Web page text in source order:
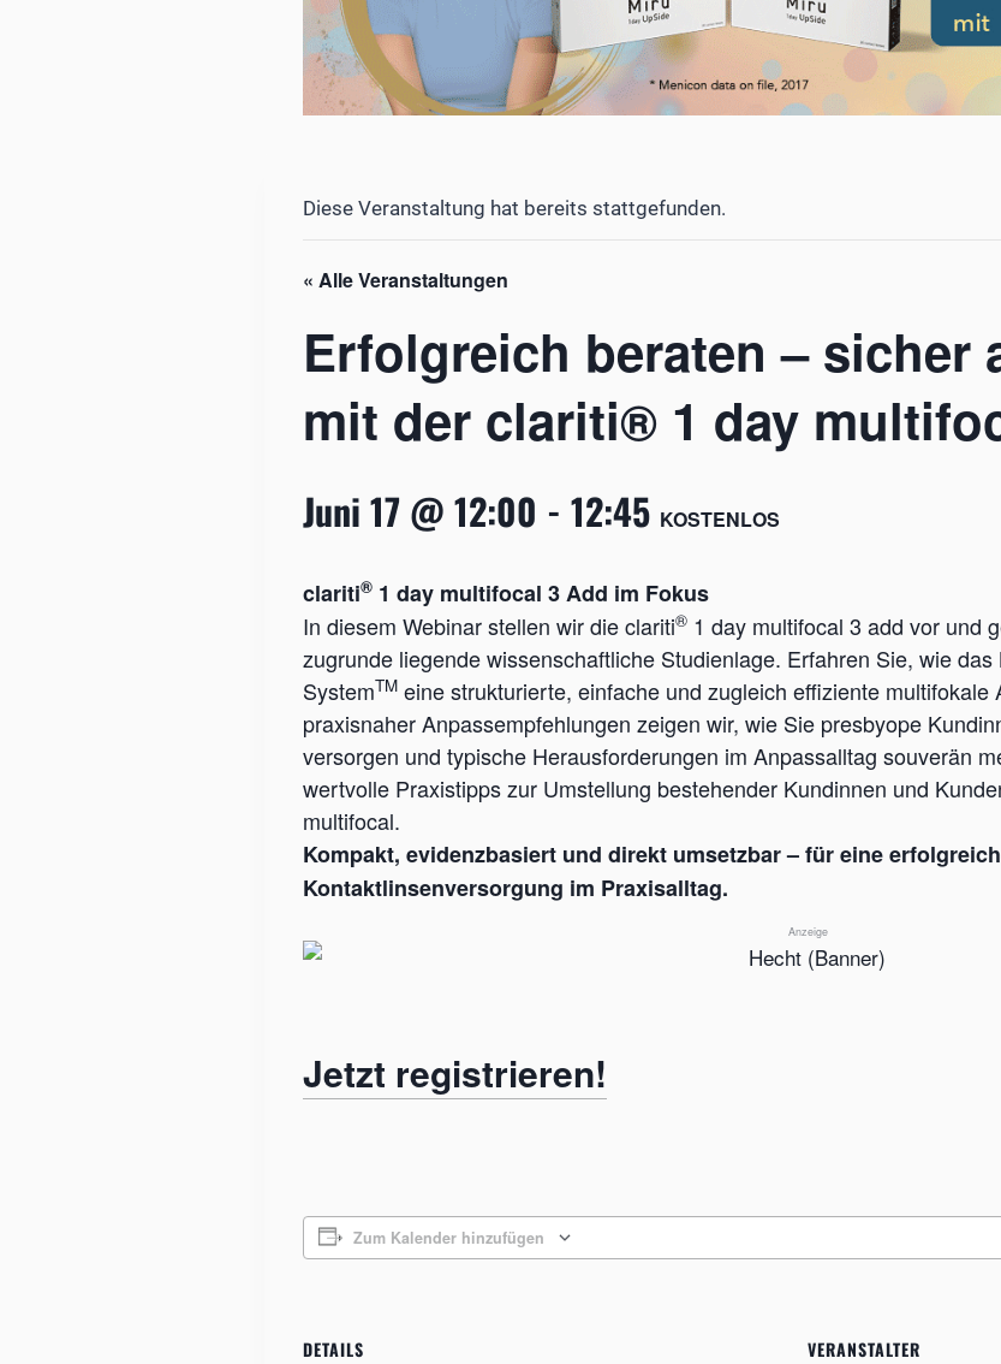
Diese Veranstaltung hat bereits stattgefunden.
« Alle Veranstaltungen
Erfolgreich beraten – sicher
mit der clariti® 1 day
Juni 17 @ 12:00 - 12:45 KOSTENLOS
clariti® 1 day multifocal 3 Add im Fokus
In diesem Webinar stellen wir die clariti® 1 day multifocal 3 add vor und
zugrunde liegende wissenschaftliche Studienlage. Erfahren Sie, wie
SystemTM eine strukturierte, einfache und zugleich effiziente multifokale
praxisnaher Anpass­empfehlungen zeigen wir, wie Sie presbyope
versorgen und typische Herausforderungen im Anpassalltag souverän
wertvolle Praxistipps zur Umstellung bestehender Kundinnen und
multifocal.
Kompakt, evidenzbasiert und direkt umsetzbar – für eine
Kontaktlinsenversorgung im Praxisalltag.
Anzeige
Jetzt registrieren!
Zum Kalender hinzufügen
DETAILS VERANSTALTER